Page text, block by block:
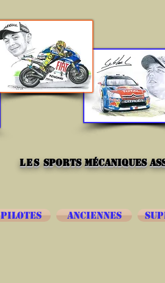
lessports mécaniques
ANCIENNES
PILOTES